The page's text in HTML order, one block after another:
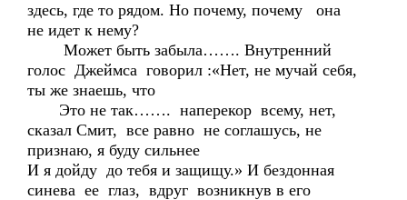
здесь, где то рядом. Но почему, почему она
не идет к нему?
Может быть забыла……. Внутренний
голос Джеймса говорил :«Нет, не мучай себя,
ты же знаешь, что
Это не так……. наперекор всему, нет,
сказал Смит, все равно не соглашусь, не
признаю, я буду сильнее
И я дойду до тебя и защищу.» И бездонная
синева ее глаз, вдруг возникнув в его